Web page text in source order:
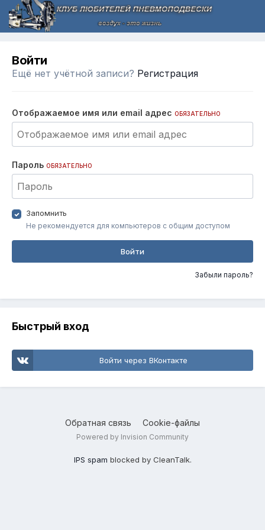
Войти
Ещё нет учётной записи? Регистрация
Отображаемое имя или email адрес ОБЯЗАТЕЛЬНО
Пароль ОБЯЗАТЕЛЬНО
Запомнить
Не рекомендуется для компьютеров с общим доступом
Войти
Забыли пароль?
Быстрый вход
Войти через ВКонтакте
Обратная связь Cookie-файлы
Powered by Invision Community
IPS spam blocked by CleanTalk.